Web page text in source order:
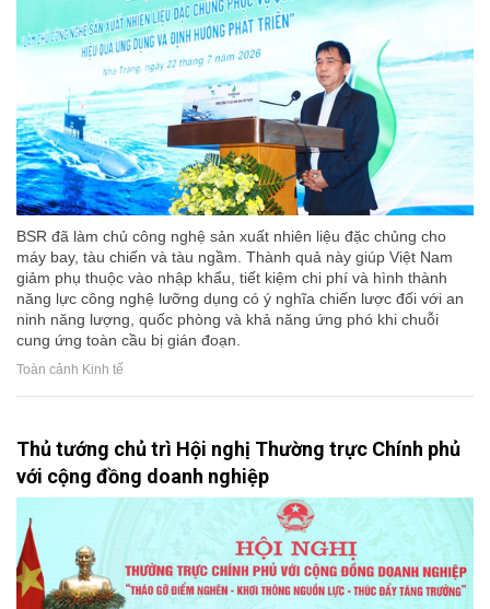
BSR đã làm chủ công nghệ sản xuất nhiên liệu đặc chủng cho
máy bay, tàu chiến và tàu ngầm. Thành quả này giúp Việt Nam
giảm phụ thuộc vào nhập khẩu, tiết kiệm chi phí và hình thành
năng lực công nghệ lưỡng dụng có ý nghĩa chiến lược đối với an
ninh năng lượng, quốc phòng và khả năng ứng phó khi chuỗi
cung ứng toàn cầu bị gián đoạn.
Toàn cảnh Kinh tế
Thủ tướng chủ trì Hội nghị Thường trực Chính phủ
với cộng đồng doanh nghiệp